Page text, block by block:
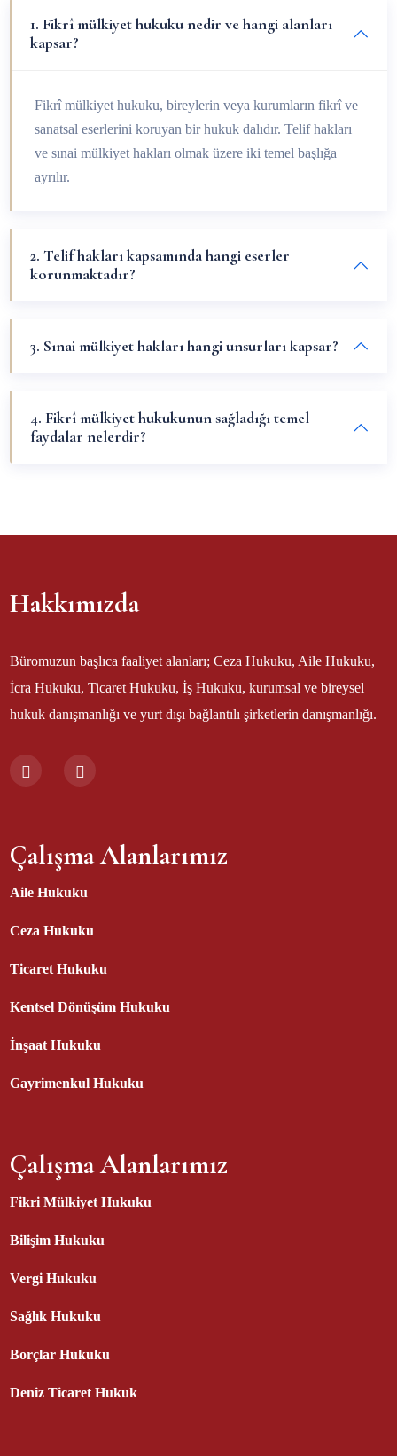
1. Fikrî mülkiyet hukuku nedir ve hangi alanları
kapsar?
Fikrî mülkiyet hukuku, bireylerin veya kurumların fikrî ve
sanatsal eserlerini koruyan bir hukuk dalıdır. Telif hakları
ve sınai mülkiyet hakları olmak üzere iki temel başlığa
ayrılır.
2. Telif hakları kapsamında hangi eserler
korunmaktadır?
3. Sınai mülkiyet hakları hangi unsurları kapsar?
4. Fikrî mülkiyet hukukunun sağladığı temel
faydalar nelerdir?
Hakkımızda
Büromuzun başlıca faaliyet alanları; Ceza Hukuku, Aile Hukuku,
İcra Hukuku, Ticaret Hukuku, İş Hukuku, kurumsal ve bireysel
hukuk danışmanlığı ve yurt dışı bağlantılı şirketlerin danışmanlığı.
Çalışma Alanlarımız
Aile Hukuku
Ceza Hukuku
Ticaret Hukuku
Kentsel Dönüşüm Hukuku
İnşaat Hukuku
Gayrimenkul Hukuku
Çalışma Alanlarımız
Fikri Mülkiyet Hukuku
Bilişim Hukuku
Vergi Hukuku
Sağlık Hukuku
Borçlar Hukuku
Deniz Ticaret Hukuk